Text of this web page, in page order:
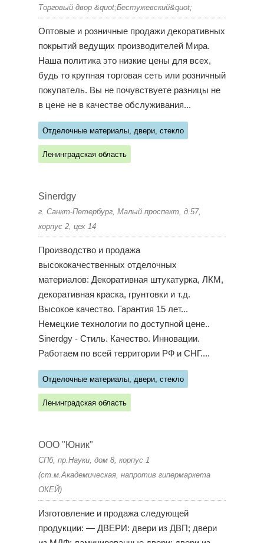
Торговый двор &quot;Бестужевский&quot;
Оптовые и розничные продажи декоративных
покрытий ведущих производителей Мира.
Наша политика это низкие цены для всех,
будь то крупная торговая сеть или розничный
покупатель. Вы не почувствуете разницы не
в цене не в качестве обслуживания...
Отделочные материалы, двери, стекло
Ленинградская область
Sinerdgy
г. Санкт-Петербург, Малый проспект, д.57,
корпус 2, цех 14
Производство и продажа
высококачественных отделочных
материалов: Декоративная штукатурка, ЛКМ,
декоративная краска, грунтовки и т.д.
Высокое качество. Гарантия 15 лет...
Немецкие технологии по доступной цене..
Sinerdgy - Стиль. Качество. Инновации.
Работаем по всей территории РФ и СНГ....
Отделочные материалы, двери, стекло
Ленинградская область
ООО "Юник"
СПб, пр.Науки, дом 8, корпус 1
(ст.м.Академическая, напротив гипермаркета
ОКЕЙ)
Изготовление и продажа следующей
продукции: — ДВЕРИ: двери из ДВП; двери